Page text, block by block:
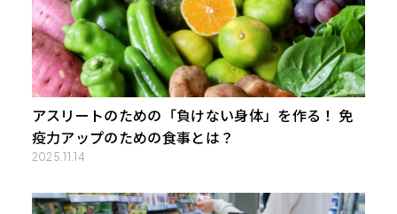
アスリートのための「負けない身体」を作る！ 免
疫力アップのための食事とは？
2025.11.14